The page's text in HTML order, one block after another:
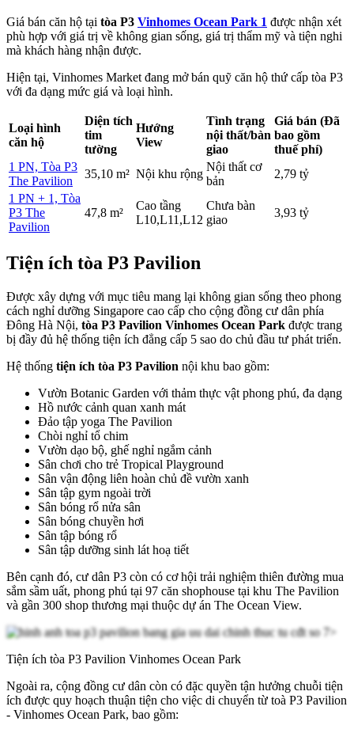
Giá bán căn hộ tại tòa P3 Vinhomes Ocean Park 1 được nhận xét
phù hợp với giá trị về không gian sống, giá trị thẩm mỹ và tiện nghi
mà khách hàng nhận được.
Hiện tại, Vinhomes Market đang mở bán quỹ căn hộ thứ cấp tòa P3
với đa dạng mức giá và loại hình.
Loại hình
căn hộ
Diện tích
tim
tường
Hướng
View
Tình trạng
nội thất/bàn
giao
Giá bán (Đã
bao gồm
thuế phí)
1 PN, Tòa P3
The Pavilion
35,10 m² Nội khu rộng
Nội thất cơ
bản
2,79 tỷ
1 PN + 1, Tòa
P3 The
Pavilion
47,8 m²
Cao tầng
L10,L11,L12
Chưa bàn
giao
3,93 tỷ
Tiện ích tòa P3 Pavilion
Được xây dựng với mục tiêu mang lại không gian sống theo phong
cách nghỉ dưỡng Singapore cao cấp cho cộng đồng cư dân phía
Đông Hà Nội, tòa P3 Pavilion Vinhomes Ocean Park được trang
bị đầy đủ hệ thống tiện ích đẳng cấp 5 sao do chủ đầu tư phát triển.
Hệ thống tiện ích tòa P3 Pavilion nội khu bao gồm:
Vườn Botanic Garden với thảm thực vật phong phú, đa dạng
Hồ nước cảnh quan xanh mát
Đảo tập yoga The Pavilion
Chòi nghỉ tổ chim
Vườn dạo bộ, ghế nghỉ ngắm cảnh
Sân chơi cho trẻ Tropical Playground
Sân vận động liên hoàn chủ đề vườn xanh
Sân tập gym ngoài trời
Sân bóng rổ nửa sân
Sân bóng chuyền hơi
Sân tập bóng rổ
Sân tập dưỡng sinh lát hoạ tiết
Bên cạnh đó, cư dân P3 còn có cơ hội trải nghiệm thiên đường mua
sắm sầm uất, phong phú tại 97 căn shophouse tại khu The Pavilion
và gần 300 shop thương mại thuộc dự án The Ocean View.
Tiện ích tòa P3 Pavilion Vinhomes Ocean Park
Ngoài ra, cộng đồng cư dân còn có đặc quyền tận hưởng chuỗi tiện
ích được quy hoạch thuận tiện cho việc di chuyển từ toà P3 Pavilion
- Vinhomes Ocean Park, bao gồm: